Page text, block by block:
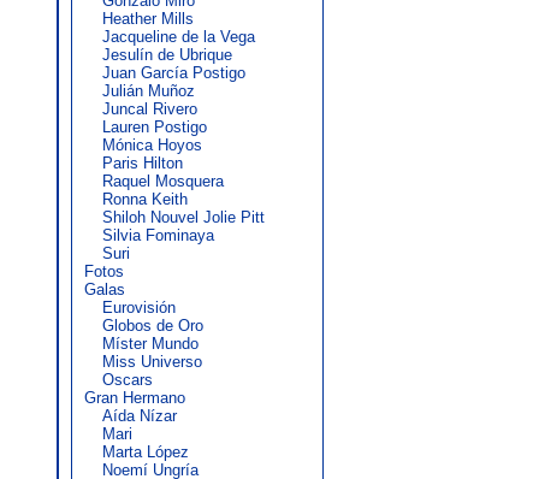
Heather Mills
Jacqueline de la Vega
Jesulín de Ubrique
Juan García Postigo
Julián Muñoz
Juncal Rivero
Lauren Postigo
Mónica Hoyos
Paris Hilton
Raquel Mosquera
Ronna Keith
Shiloh Nouvel Jolie Pitt
Silvia Fominaya
Suri
Fotos
Galas
Eurovisión
Globos de Oro
Míster Mundo
Miss Universo
Oscars
Gran Hermano
Aída Nízar
Mari
Marta López
Noemí Ungría